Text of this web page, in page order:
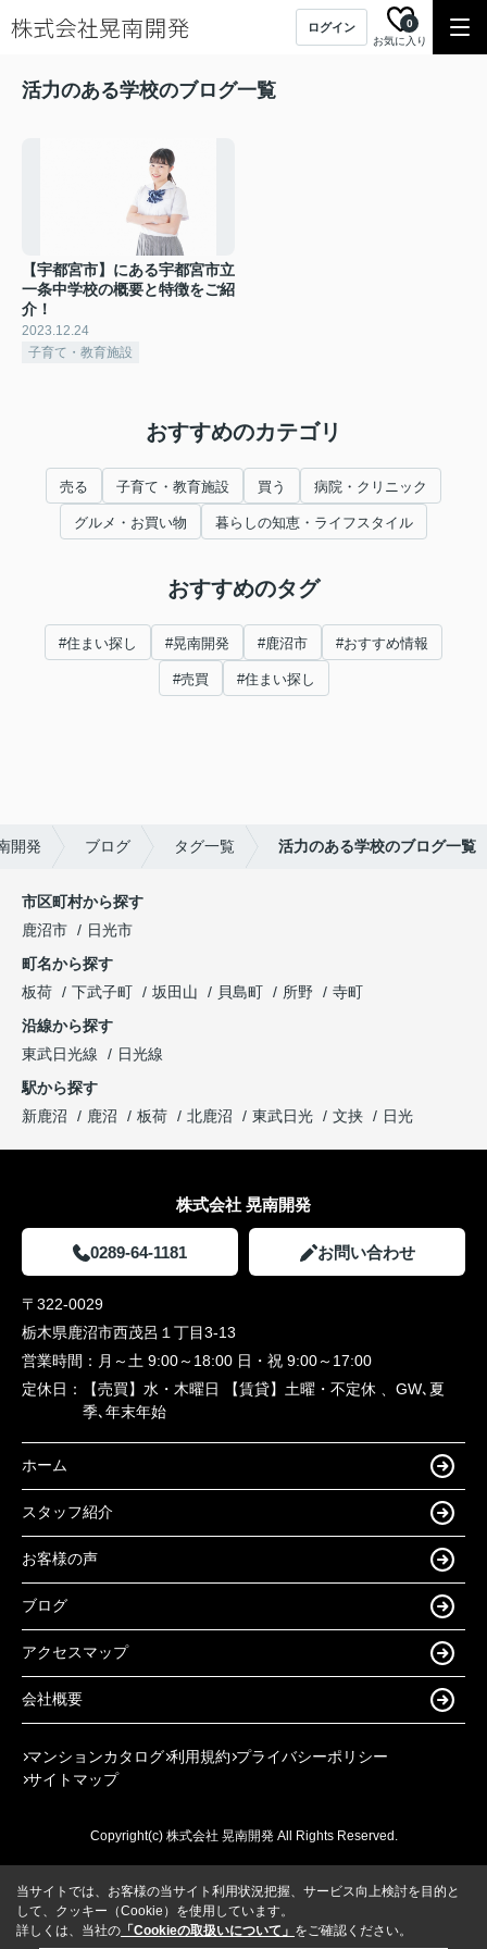
ログイン
お気に入り
0
活力のある学校のブログ一覧
【宇都宮市】にある宇都宮市立
一条中学校の概要と特徴をご紹
介！
2023.12.24
子育て・教育施設
おすすめのカテゴリ
売る 子育て・教育施設 買う 病院・クリニック
グルメ・お買い物 暮らしの知恵・ライフスタイル
おすすめのタグ
#住まい探し #晃南開発 #鹿沼市 #おすすめ情報
#売買 #住まい探し
開発 ブログ タグ一覧 活力のある学校のブログ一覧
市区町村から探す
鹿沼市
日光市
町名から探す
板荷
下武子町 坂田山 貝島町 所野
寺町
沿線から探す
東武日光線
日光線
駅から探す
新鹿沼
鹿沼 板荷 北鹿沼 東武日光 文挟 日光
株式会社 晃南開発
0289-64-1181 お問い合わせ
〒322-0029
栃木県鹿沼市西茂呂１丁目3-13
営業時間： 月～土 9:00～18:00 日・祝 9:00～17:00
定休日：
【売買】水・木曜日 【賃貸】土曜・不定休 、GW､夏
季､年末年始
ホーム
スタッフ紹介
お客様の声
ブログ
アクセスマップ
会社概要
マンションカタログ 利用規約 プライバシーポリシー
サイトマップ
Copyright(c) 株式会社 晃南開発 All Rights Reserved.
当サイトでは、お客様の当サイト利用状況把握、サービス向上検討を目的と
して、クッキー（Cookie）を使用しています。
詳しくは、当社の 「Cookieの取扱いについて」 をご確認ください。